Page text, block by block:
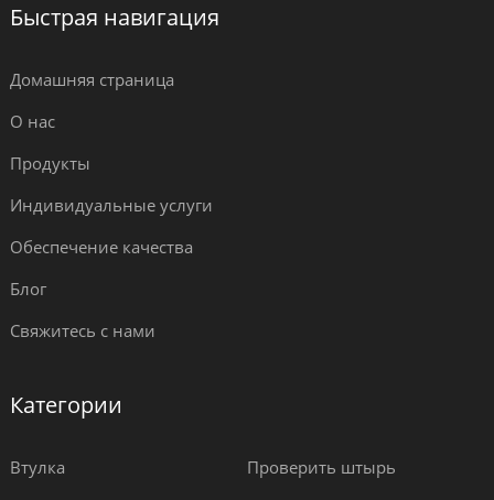
Быстрая навигация
Домашняя страница
О нас
Продукты
Индивидуальные услуги
Обеспечение качества
Блог
Свяжитесь с нами
Категории
Втулка Проверить штырь